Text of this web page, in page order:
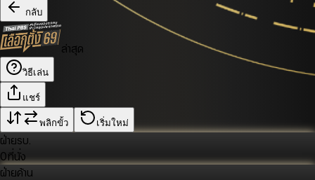
กลับ
ล่าสุด
วิธีเล่น
แชร์
พลิกขั้ว เริ่มใหม่
ฝ่ายรบ.
0ที่นั่ง
ฝ่ายค้าน